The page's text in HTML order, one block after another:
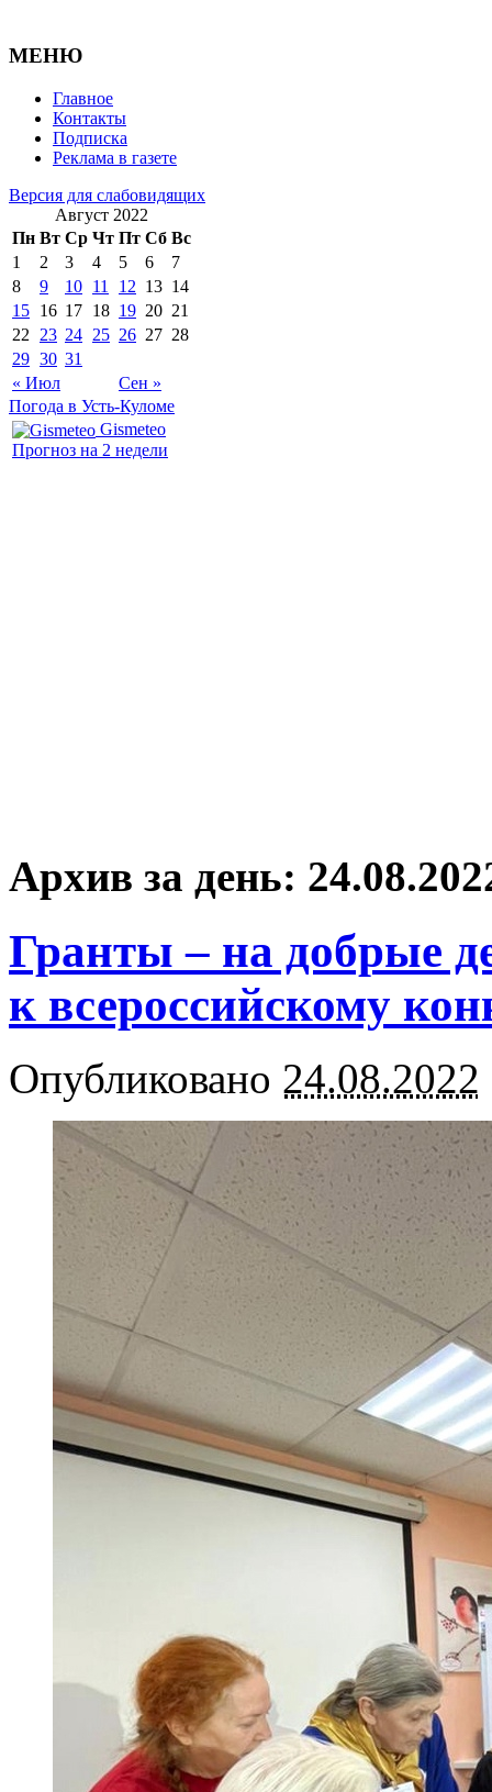
МЕНЮ
Главное
Контакты
Подписка
Реклама в газете
Версия для слабовидящих
Август 2022
Пн Вт Ср Чт Пт Сб Вс
« Июл Сен »
1 2 3 4 5 6
7
8
9 10 11 12 13 14
15 16 17 18 19 20 21
22
23 24 25 26 27 28
29 30 31
Погода в Усть-Куломе
Gismeteo
Прогноз на 2 недели
Архив за день:
Гранты – на добрые
к всероссийскому
Опубликовано 24.08.2022